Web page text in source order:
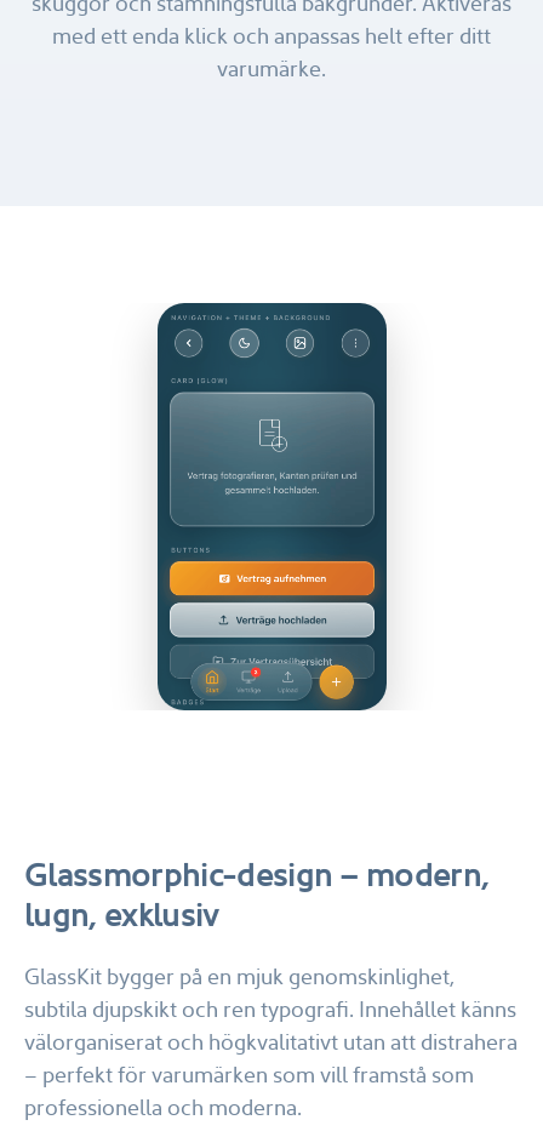
med ett enda klick och anpassas helt efter ditt
varumärke.
Glassmorphic-design – modern,
lugn, exklusiv
GlassKit bygger på en mjuk genomskinlighet,
subtila djupskikt och ren typografi. Innehållet känns
välorganiserat och högkvalitativt utan att distrahera
– perfekt för varumärken som vill framstå som
professionella och moderna.